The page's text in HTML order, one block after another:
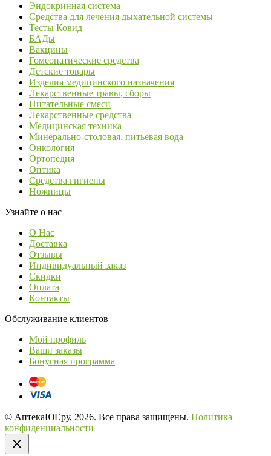
Эндокринная система
Средства для лечения дыхательной системы
Тесты Ковид
БАДы
Вакцины
Гомеопатические средства
Детские товары
Изделия медицинского назначения
Лекарственные травы, сборы
Питательные смеси
Лекарственные средства
Медицинская техника
Минерально-столовая, питьевая вода
Онкология
Ортопедия
Оптика
Средства гигиены
Ножницы
Узнайте о нас
О Нас
Доставка
Отзывы
Индивидуальный заказ
Скидки
Оплата
Контакты
Обслуживание клиентов
Мой профиль
Ваши заказы
Бонусная программа
© АптекаЮГ.ру, 2026. Все права защищены. Политика
конфиденциальности